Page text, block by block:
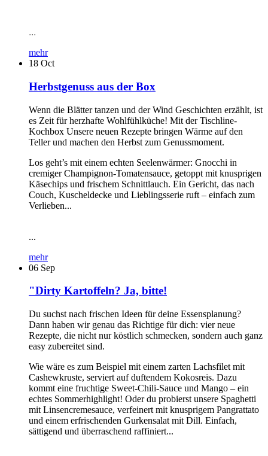
...
mehr
18 Oct
Herbstgenuss aus der Box
Wenn die Blätter tanzen und der Wind Geschichten erzählt, ist
es Zeit für herzhafte Wohlfühlküche! Mit der Tischline-
Kochbox Unsere neuen Rezepte bringen Wärme auf den
Teller und machen den Herbst zum Genussmoment.
Los geht’s mit einem echten Seelenwärmer: Gnocchi in
cremiger Champignon-Tomatensauce, getoppt mit knusprigen
Käsechips und frischem Schnittlauch. Ein Gericht, das nach
Couch, Kuscheldecke und Lieblingsserie ruft – einfach zum
Verlieben...
...
mehr
06 Sep
"Dirty Kartoffeln? Ja, bitte!
Du suchst nach frischen Ideen für deine Essensplanung?
Dann haben wir genau das Richtige für dich: vier neue
Rezepte, die nicht nur köstlich schmecken, sondern auch ganz
easy zubereitet sind.
Wie wäre es zum Beispiel mit einem zarten Lachsfilet mit
Cashewkruste, serviert auf duftendem Kokosreis. Dazu
kommt eine fruchtige Sweet-Chili-Sauce und Mango – ein
echtes Sommerhighlight! Oder du probierst unsere Spaghetti
mit Linsencremesauce, verfeinert mit knusprigem Pangrattato
und einem erfrischenden Gurkensalat mit Dill. Einfach,
sättigend und überraschend raffiniert...